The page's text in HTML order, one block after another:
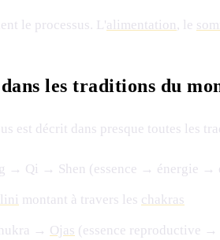
le processus. L'alimentation, le
les traditions du
est décrit dans presque toutes les
→ Qi → Shen (essence → énergie →
montant à travers les chakras
→ Ojas (essence reproductive